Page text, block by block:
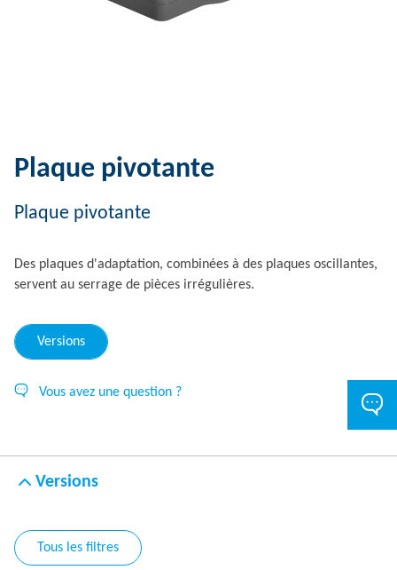
Plaque pivotante
Plaque pivotante
Des plaques d'adaptation, combinées à des plaques oscillantes,
servent au serrage de pièces irrégulières.
Versions
Vous avez une question ?
Versions
Tous les filtres